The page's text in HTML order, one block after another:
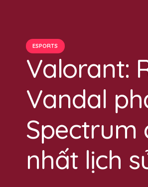
ESPORTS
Valorant:
Vandal
Spectrum
nhất lịch